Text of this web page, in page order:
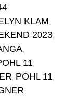
KLAM,
2023,
,
11,
, POHL 11,
,